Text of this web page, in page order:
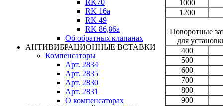
RK70
RK 16a
RK 49
RK 86,86a
Об обратных клапанах
АНТИВИБРАЦИОННЫЕ ВСТАВКИ
Компенсаторы
Арт. 2834
Арт. 2835
Арт. 2830
Арт. 2831
О компенсаторах
1000
1200
Поворотные
для
400
500
600
700
800
900